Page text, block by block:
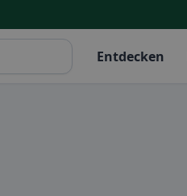
Entdecken